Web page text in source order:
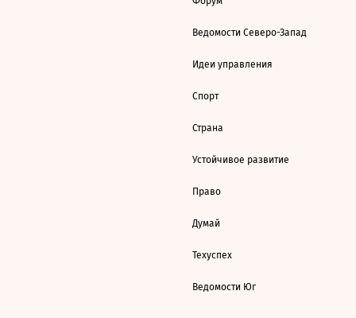
Ведомости Северо-Запад
Идеи управления
Спорт
Страна
Устойчивое развитие
Право
Думай
Техуспех
Ведомости Юг